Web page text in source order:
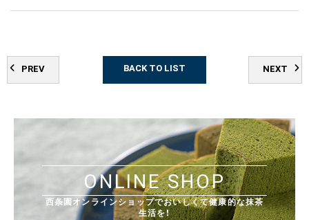
PREV BACK TO LIST NEXT
ONLINE SHOP
西条園オンラインショップでおいしくて健康的な抹茶
生活を！